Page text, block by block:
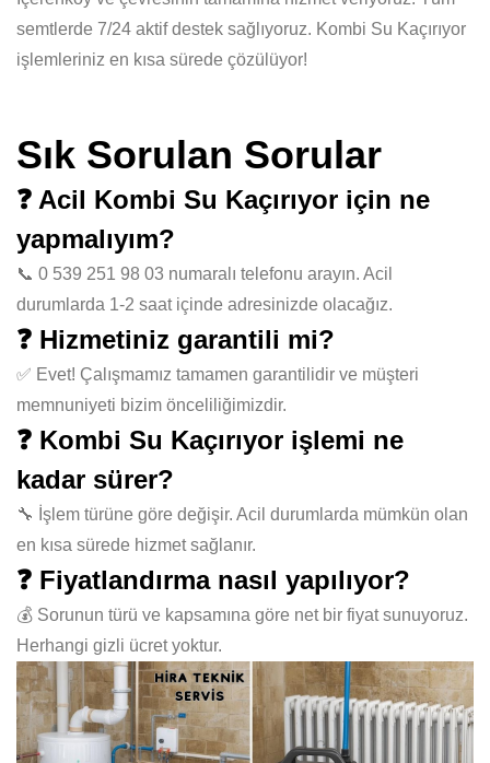
semtlerde 7/24 aktif destek sağlıyoruz. Kombi Su Kaçırıyor
işlemleriniz en kısa sürede çözülüyor!
Sık Sorulan Sorular
❓ Acil Kombi Su Kaçırıyor için ne
yapmalıyım?
📞 0 539 251 98 03 numaralı telefonu arayın. Acil
durumlarda 1-2 saat içinde adresinizde olacağız.
❓ Hizmetiniz garantili mi?
✅ Evet! Çalışmamız tamamen garantilidir ve müşteri
memnuniyeti bizim önceliliğimizdir.
❓ Kombi Su Kaçırıyor işlemi ne
kadar sürer?
🔧 İşlem türüne göre değişir. Acil durumlarda mümkün olan
en kısa sürede hizmet sağlanır.
❓ Fiyatlandırma nasıl yapılıyor?
💰 Sorunun türü ve kapsamına göre net bir fiyat sunuyoruz.
Herhangi gizli ücret yoktur.